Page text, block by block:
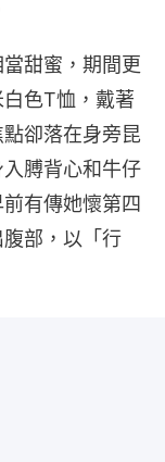
甜蜜，期間更
色T恤，戴著
卻落在身旁昆
膊背心和牛仔
有傳她懷第四
部，以「行